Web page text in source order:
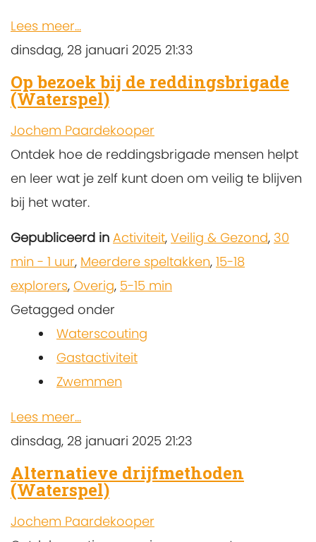
Lees meer...
dinsdag, 28 januari 2025 21:33
Op bezoek bij de reddingsbrigade
(Waterspel)
Jochem Paardekooper
Ontdek hoe de reddingsbrigade mensen helpt
en leer wat je zelf kunt doen om veilig te blijven
bij het water.
Gepubliceerd in Activiteit, Veilig & Gezond, 30
min - 1 uur, Meerdere speltakken, 15-18
explorers, Overig, 5-15 min
Getagged onder
Waterscouting
Gastactiviteit
Zwemmen
Lees meer...
dinsdag, 28 januari 2025 21:23
Alternatieve drijfmethoden
(Waterspel)
Jochem Paardekooper